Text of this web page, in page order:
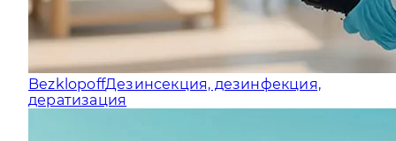
BezklopoffДезинсекция, дезинфекция,
дератизация